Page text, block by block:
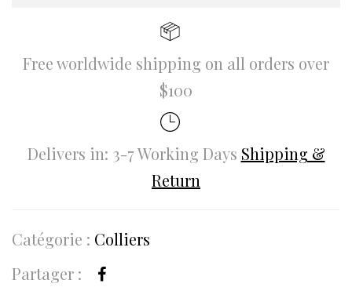
Free worldwide shipping on all orders over
$100
Delivers in: 3-7 Working Days Shipping &
Return
Catégorie : Colliers
Partager :